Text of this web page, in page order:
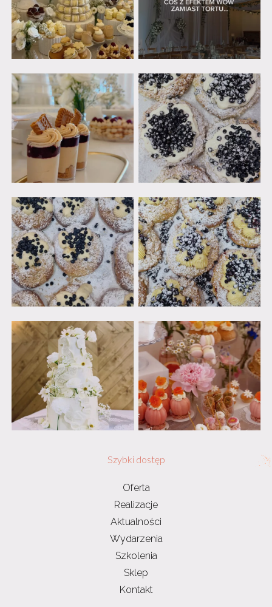
Szybki dostęp
Oferta
Realizacje
Aktualności
Wydarzenia
Szkolenia
Sklep
Kontakt